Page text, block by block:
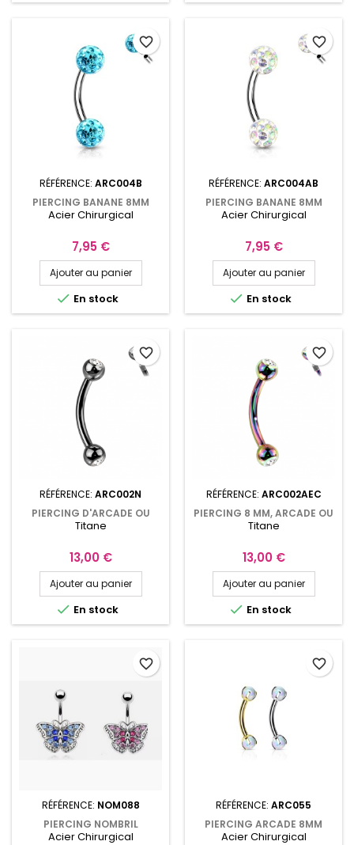
RÉFÉRENCE: ARC004B
PIERCING BANANE 8MM
BOULES PAVÉES DE
Acier Chirurgical
Prix
7,95 €
Ajouter au panier
 En stock
favorite_border
RÉFÉRENCE: ARC004AB
PIERCING BANANE 8MM
AVEC BOULES 4MM PAVÉES
BORÉALE ARC004AB
Acier Chirurgical
Prix
7,95 €
Ajouter au panier
 En stock
favorite_border
RÉFÉRENCE: ARC002N
PIERCING D'ARCADE OU
D'OREILLE 8 MM, TITANE NOIR
INCRUSTÉ ARC002N
Titane
Prix
13,00 €
Ajouter au panier
 En stock
favorite_border
RÉFÉRENCE: ARC002AEC
PIERCING 8 MM, ARCADE OU
OREILLE EN TITANE PVD ARC
CRISTAL BLANC ARC002AEC
Titane
Prix
13,00 €
Ajouter au panier
 En stock
favorite_border
RÉFÉRENCE: NOM088
PIERCING NOMBRIL
PAPILLON GEM ROSES OU
Acier Chirurgical
favorite_border
RÉFÉRENCE: ARC055
PIERCING ARCADE 8MM
AVEC BOULES DE 3MM EN
Acier Chirurgical
favorite_border